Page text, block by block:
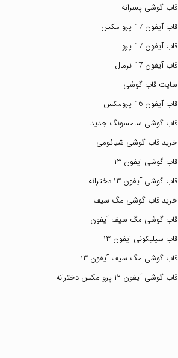
قاب گوشی پسرانه
قاب آیفون 17 پرو مکس
قاب آیفون 17 پرو
قاب آیفون 17 نرمال
سایت قاب گوشی
قاب آیفون 16 پرومکس
قاب گوشی سامسونگ جدید
خرید قاب گوشی شیائومی
قاب گوشی ایفون ۱۳
قاب گوشی آیفون ۱۳ دخترانه
خرید قاب گوشی مگ سیف
قاب گوشی مگ سیف آیفون
قاب سیلیکونی ایفون ۱۳
قاب گوشی مگ سیف آیفون ۱۳
قاب گوشی آیفون ۱۲ پرو مکس دخترانه